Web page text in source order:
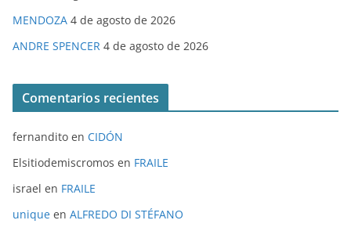
MENDOZA 4 de agosto de 2026
ANDRE SPENCER 4 de agosto de 2026
Comentarios recientes
fernandito en CIDÓN
Elsitiodemiscromos en FRAILE
israel en FRAILE
unique en ALFREDO DI STÉFANO